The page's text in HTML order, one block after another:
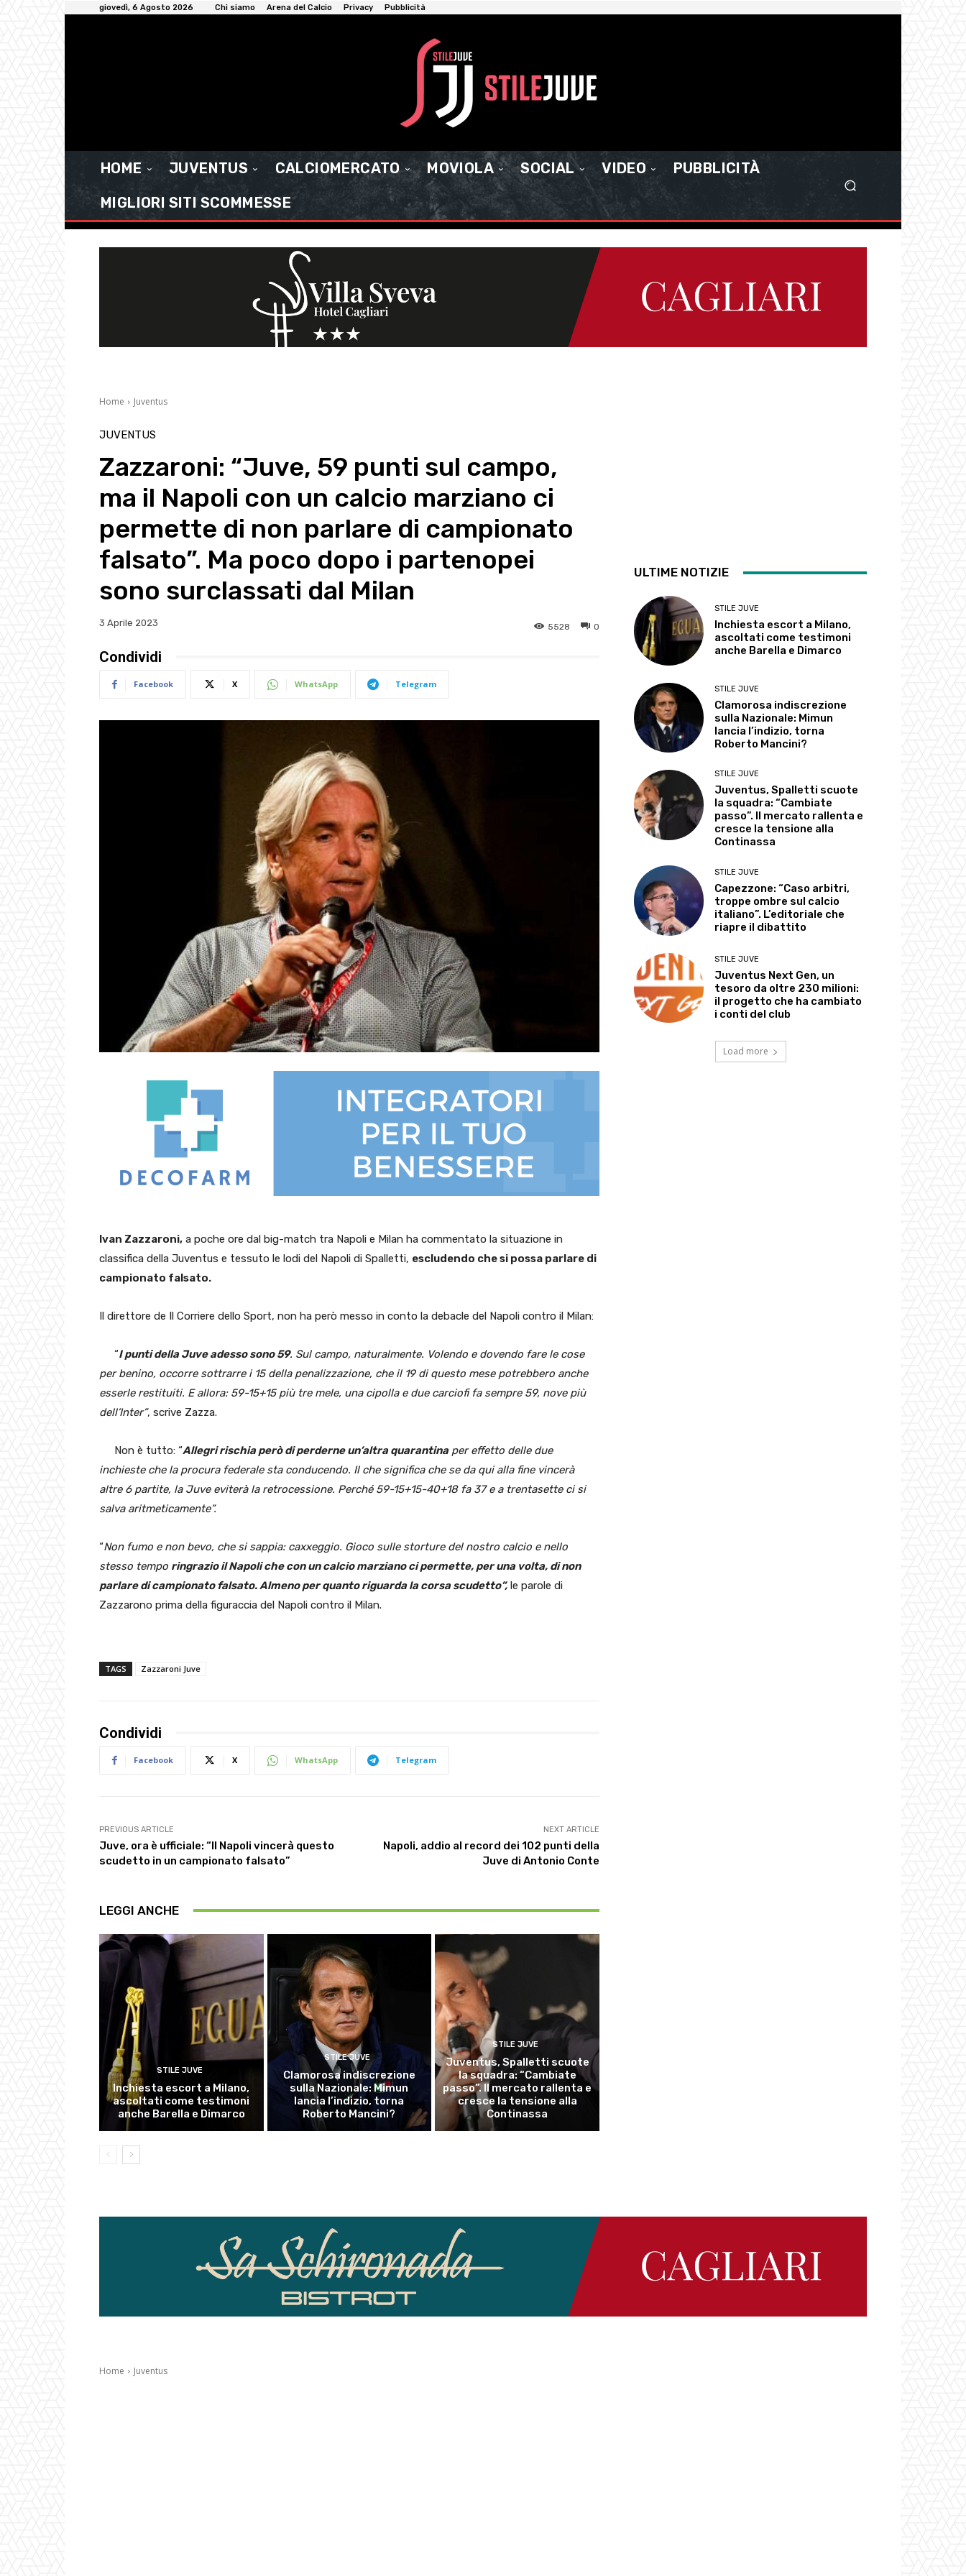
giovedì, 6 Agosto 2026 Chi siamo Arena del Calcio Privacy Pubblicità
HOME JUVENTUS CALCIOMERCATO MOVIOLA SOCIAL VIDEO
PUBBLICITÀ
MIGLIORI SITI SCOMMESSE
Home Juventus
JUVENTUS
Zazzaroni: “Juve, 59 punti sul campo,
ma il Napoli con un calcio marziano ci
permette di non parlare di campionato
falsato”. Ma poco dopo i partenopei
sono surclassati dal Milan
3 Aprile 2023 0
5528
Condividi
Facebook X WhatsApp Telegram
Ivan Zazzaroni, a poche ore dal big-match tra Napoli e Milan ha commentato la situazione in
classifica della Juventus e tessuto le lodi del Napoli di Spalletti, escludendo che si possa parlare di
campionato falsato.
Il direttore de Il Corriere dello Sport, non ha però messo in conto la debacle del Napoli contro il Milan:
“I punti della Juve adesso sono 59. Sul campo, naturalmente. Volendo e dovendo fare le cose
per benino, occorre sottrarre i 15 della penalizzazione, che il 19 di questo mese potrebbero anche
esserle restituiti. E allora: 59-15+15 più tre mele, una cipolla e due carciofi fa sempre 59, nove più
dell’Inter”, scrive Zazza.
Non è tutto: “Allegri rischia però di perderne un’altra quarantinaper effetto delle due
inchieste che la procura federale sta conducendo. Il che significa che se da qui alla fine vincerà
altre 6 partite, la Juve eviterà la retrocessione. Perché 59-15+15-40+18 fa 37 e a trentasette ci si
salva aritmeticamente”.
“Non fumo e non bevo, che si sappia: caxxeggio. Gioco sulle storture del nostro calcio e nello
stesso tempo ringrazio il Napoli che con un calcio marziano ci permette, per una volta, di non
parlare di campionato falsato. Almeno per quanto riguarda la corsa scudetto”, le parole di
Zazzarono prima della figuraccia del Napoli contro il Milan.
TAGS Zazzaroni Juve
Condividi
Facebook X WhatsApp Telegram
PREVIOUS ARTICLE
Juve, ora è ufficiale: “Il Napoli vincerà questo
scudetto in un campionato falsato”
NEXT ARTICLE
Napoli, addio al record dei 102 punti della
Juve di Antonio Conte
LEGGI ANCHE
STILE JUVE
Inchiesta escort a Milano,
ascoltati come testimoni
anche Barella e Dimarco
STILE JUVE
Clamorosa indiscrezione
sulla Nazionale: Mimun
lancia l’indizio, torna
Roberto Mancini?
STILE JUVE
Juventus, Spalletti scuote
la squadra: “Cambiate
passo”. Il mercato rallenta e
cresce la tensione alla
Continassa
ULTIME NOTIZIE
STILE JUVE
Inchiesta escort a Milano,
ascoltati come testimoni
anche Barella e Dimarco
STILE JUVE
Clamorosa indiscrezione
sulla Nazionale: Mimun
lancia l’indizio, torna
Roberto Mancini?
STILE JUVE
Juventus, Spalletti scuote
la squadra: “Cambiate
passo”. Il mercato rallenta e
cresce la tensione alla
Continassa
STILE JUVE
Capezzone: “Caso arbitri,
troppe ombre sul calcio
italiano”. L’editoriale che
riapre il dibattito
STILE JUVE
Juventus Next Gen, un
tesoro da oltre 230 milioni:
il progetto che ha cambiato
i conti del club
Load more